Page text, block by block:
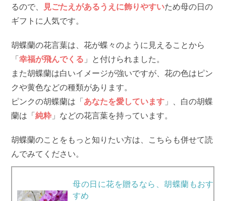
るので、
見ごたえがあるうえに飾りやすいため母の日の
ギフトに人気です。
胡蝶蘭の花言葉は、花が蝶々のように見えることから
「幸福が飛んでくる 」と付けられました。
また胡蝶蘭は白いイメージが強いですが、花の色はピン
クや黄色などの種類があります。
ピンクの胡蝶蘭は「 あなたを愛しています 」、白の胡蝶
蘭は「純粋 」などの花言葉を持っています。
胡蝶蘭のことをもっと知りたい方は、こちらも併せて読
んでみてください。
母の日に花を贈るなら、胡蝶蘭もおす
すめ